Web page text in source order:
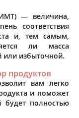
— величина,
соответствия
и, тем самым,
ли масса
или избыточной.
продуктов
вам легко
и поможет
будет полностью